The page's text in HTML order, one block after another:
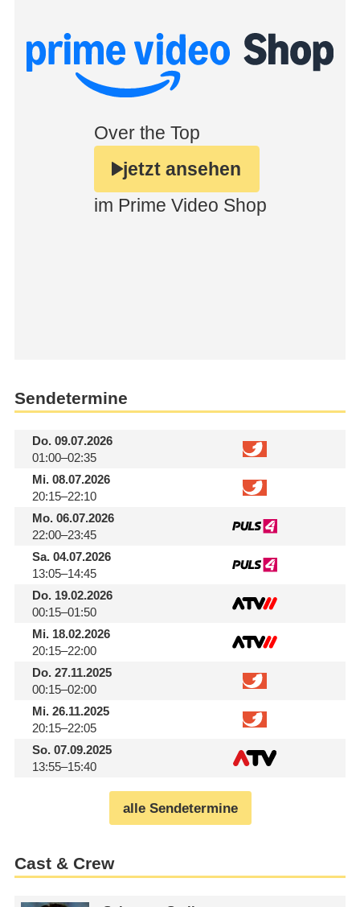
Sendetermine
Do.09.07.2026
01:00–02:35
Mi.08.07.2026
20:15–22:10
Mo.06.07.2026
22:00–23:45
Sa.04.07.2026
13:05–14:45
Do.19.02.2026
00:15–01:50
Mi.18.02.2026
20:15–22:00
Do.27.11.2025
00:15–02:00
Mi.26.11.2025
20:15–22:05
So.07.09.2025
13:55–15:40
alle Sendetermine
Cast & Crew